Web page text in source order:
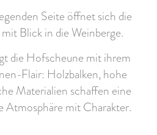
Seite öffnet sich die
Blick in die Weinberge.
die Hofscheune mit ihrem
Flair: Holzbalken, hohe
Materialien schaffen eine
Atmosphäre mit Charakter.